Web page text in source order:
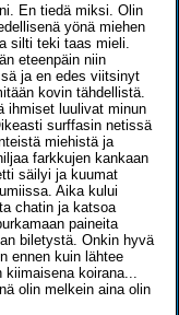
En tiedä miksi. Olin
yönä miehen
silti teki taas mieli.
eteenpäin niin
ja en edes viitsinyt
kovin tähdellistä.
ihmiset luulivat minun
surffasin netissä
miehistä ja
farkkujen kankaan
säilyi ja kuumat
Aika kului
chatin ja katsoa
paineita
biletystä. Onkin hyvä
ennen kuin lähtee
koirana...
olin melkein aina olin